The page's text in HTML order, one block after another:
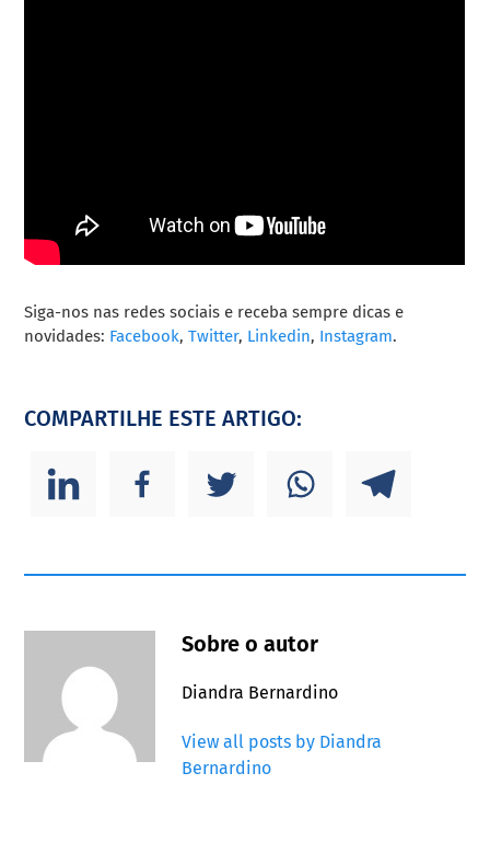
Siga-nos nas redes sociais e receba sempre dicas e
novidades: Facebook, Twitter, Linkedin, Instagram.
COMPARTILHE ESTE ARTIGO:
Sobre o autor
Diandra Bernardino
View all posts by Diandra
Bernardino